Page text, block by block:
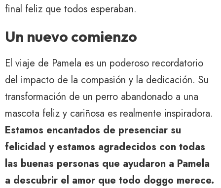
final feliz que todos esperaban.
Un nuevo comienzo
El viaje de Pamela es un poderoso recordatorio
del impacto de la compasión y la dedicación. Su
transformación de un perro abandonado a una
mascota feliz y cariñosa es realmente inspiradora.
Estamos encantados de presenciar su
felicidad y estamos agradecidos con todas
las buenas personas que ayudaron a Pamela
a descubrir el amor que todo doggo merece.